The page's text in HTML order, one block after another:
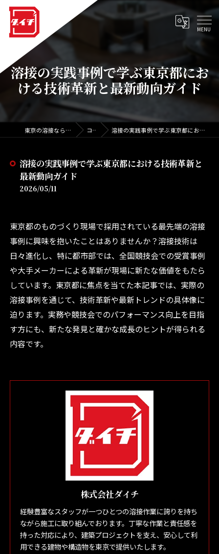
溶接の実践事例で学ぶ東京都にお
ける技術革新と最新動向ガイド
東京の溶接なら株式会社ダイチ コラム 溶接の実践事例で学ぶ東京都における技術革新と最新動向ガイド
溶接の実践事例で学ぶ東京都における技術革新と
最新動向ガイド
2026/05/11
東京都のものづくり現場で採用されている最先端の溶接
事例に興味を抱いたことはありませんか？溶接技術は
日々進化し、特に都市部では、全国競技会での受賞事例
や大手メーカーによる革新が現場に新たな価値をもたら
しています。東京都に焦点を当てた本記事では、実際の
溶接事例を通じて、技術革新や最新トレンドの具体像に
迫ります。実務や競技会でのパフォーマンス向上を目指
す方にも、新たな発見と確かな成長のヒントが得られる
内容です。
株式会社ダイチ
経験豊富なスタッフが一つひとつの溶接作業に誇りを持ち
ながら施工に取り組んでおります。丁寧な作業と責任感を
持った対応により、建築プロジェクトを支え、安心して利
用できる建物や構造物を東京で提供いたします。